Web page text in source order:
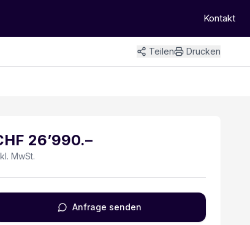
Kontakt
Teilen
Drucken
26’990.–
MwSt.
Anfrage senden